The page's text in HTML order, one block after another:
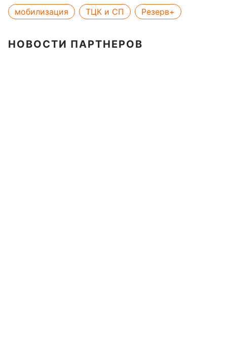
мобилизация ТЦК и СП Резерв+
НОВОСТИ ПАРТНЕРОВ